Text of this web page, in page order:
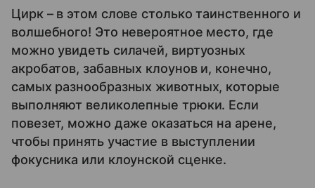
Цирк – в этом слове столько таинственного и
волшебного! Это невероятное место, где
можно увидеть силачей, виртуозных
акробатов, забавных клоунов и, конечно,
самых разнообразных животных, которые
выполняют великолепные трюки. Если
повезет, можно даже оказаться на арене,
чтобы принять участие в выступлении
фокусника или клоунской сценке.